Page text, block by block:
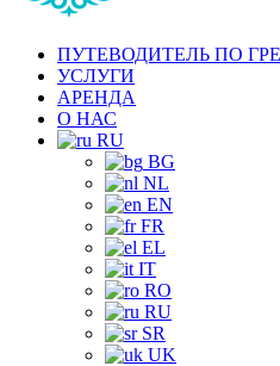
ПУТЕВОДИТЕЛЬ ПО
УСЛУГИ
АРЕНДА
О НАС
RU
BG
NL
EN
FR
EL
IT
RO
RU
SR
UK